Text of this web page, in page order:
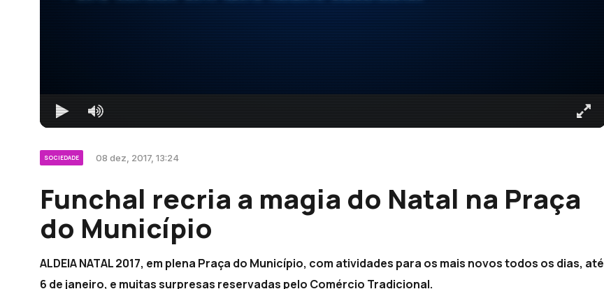
SOCIEDADE 08 dez, 2017, 13:24
Funchal recria a magia do Natal na Praça
do Município
ALDEIA NATAL 2017, em plena Praça do Município, com atividades para os mais novos todos os dias, até
6 de janeiro, e muitas surpresas reservadas pelo Comércio Tradicional.